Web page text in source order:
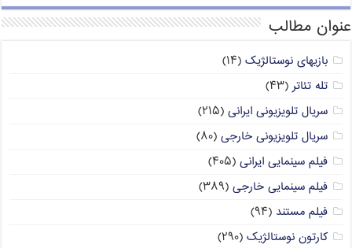
عنوان مطالب
بازیهای نوستالژیک (۱۴)
تله تئاتر (۴۳)
سریال تلویزیونی ایرانی (۲۱۵)
سریال تلویزیونی خارجی (۸۰)
فیلم سینمایی ایرانی (۴۰۵)
فیلم سینمایی خارجی (۳۸۹)
فیلم مستند (۹۴)
کارتون نوستالژیک (۲۹۰)